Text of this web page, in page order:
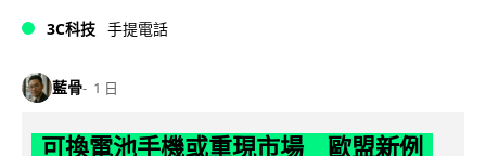
3C科技 手提電話
藍骨 1 日
可換電池手機或重現市場 歐盟新例